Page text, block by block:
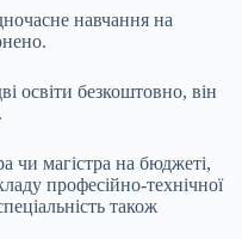
навчання на
освіти безкоштовно, він
чи магістра на бюджеті,
професійно-технічної
також